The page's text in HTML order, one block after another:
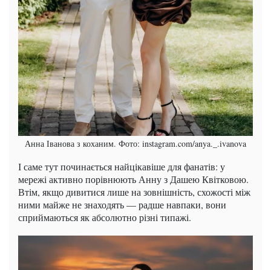
Анна Іванова з коханим. Фото: instagram.com/anya._.ivanova
І саме тут починається найцікавіше для фанатів: у
мережі активно порівнюють Анну з Дашею Квітковою.
Втім, якщо дивитися лише на зовнішність, схожості між
ними майже не знаходять — радше навпаки, вони
сприймаються як абсолютно різні типажі.